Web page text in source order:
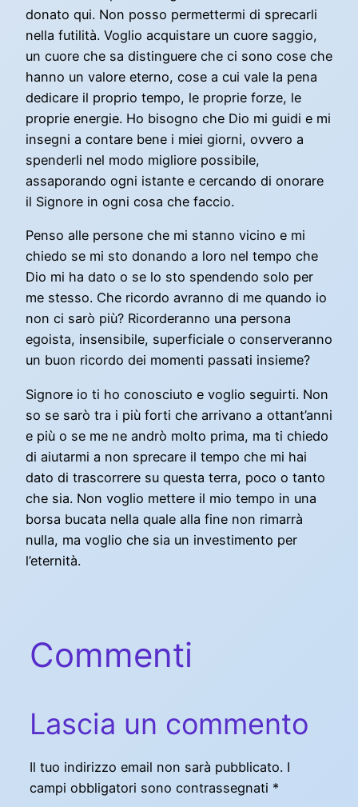
donato qui. Non posso permettermi di sprecarli
nella futilità. Voglio acquistare un cuore saggio,
un cuore che sa distinguere che ci sono cose che
hanno un valore eterno, cose a cui vale la pena
dedicare il proprio tempo, le proprie forze, le
proprie energie. Ho bisogno che Dio mi guidi e mi
insegni a contare bene i miei giorni, ovvero a
spenderli nel modo migliore possibile,
assaporando ogni istante e cercando di onorare
il Signore in ogni cosa che faccio.
Penso alle persone che mi stanno vicino e mi
chiedo se mi sto donando a loro nel tempo che
Dio mi ha dato o se lo sto spendendo solo per
me stesso. Che ricordo avranno di me quando io
non ci sarò più? Ricorderanno una persona
egoista, insensibile, superficiale o conserveranno
un buon ricordo dei momenti passati insieme?
Signore io ti ho conosciuto e voglio seguirti. Non
so se sarò tra i più forti che arrivano a ottant’anni
e più o se me ne andrò molto prima, ma ti chiedo
di aiutarmi a non sprecare il tempo che mi hai
dato di trascorrere su questa terra, poco o tanto
che sia. Non voglio mettere il mio tempo in una
borsa bucata nella quale alla fine non rimarrà
nulla, ma voglio che sia un investimento per
l’eternità.
Commenti
Lascia un commento
Il tuo indirizzo email non sarà pubblicato. I
campi obbligatori sono contrassegnati *